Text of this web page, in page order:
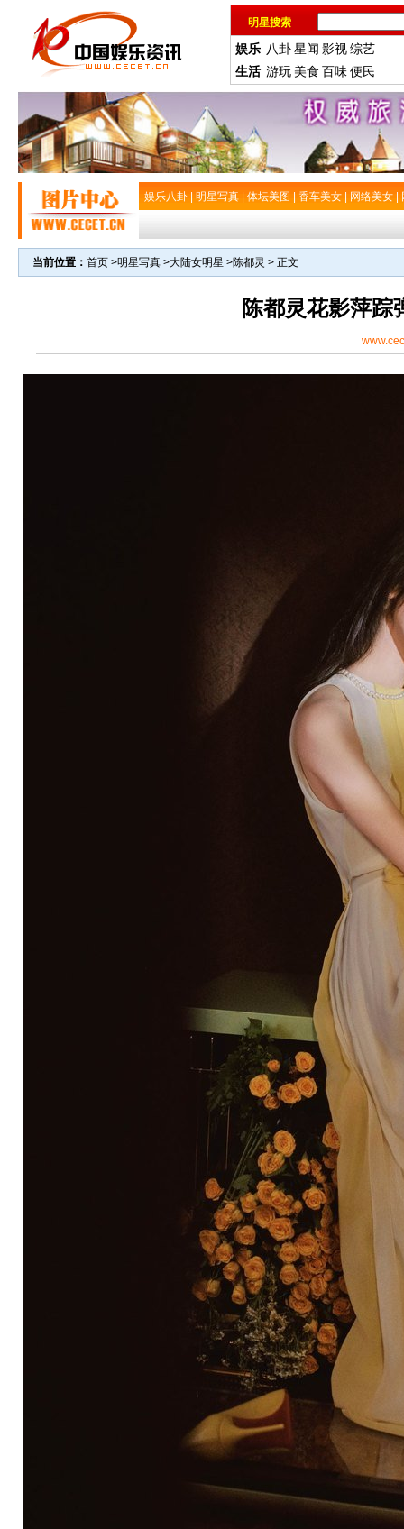
明星搜索
娱乐 八卦星闻 影视综艺
生活 游玩 美食 百味便民
娱乐八卦 明星写真 体坛美图 香车美女 网络美女
当前位置： 首页 >明星写真 >大陆女明星 >陈都灵 > 正文
陈都灵花影萍踪